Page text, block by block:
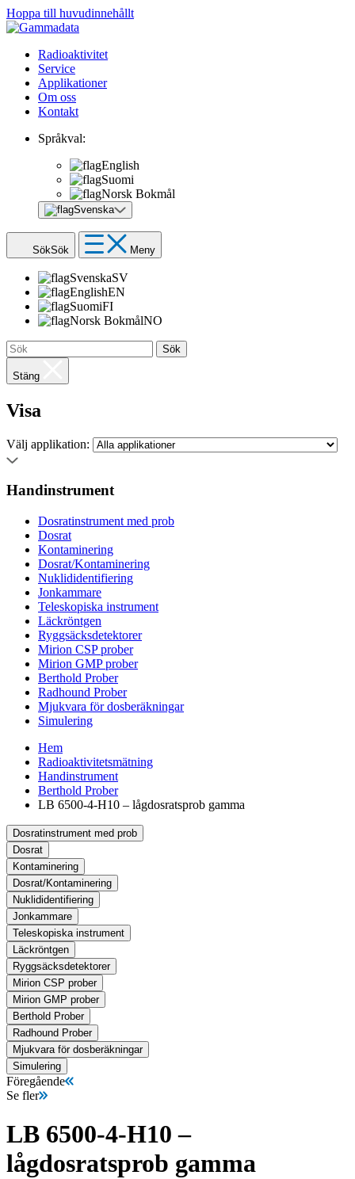
Hoppa till huvudinnehållt
Radioaktivitet
Service
Applikationer
Om oss
Kontakt
Språkval:
English
Suomi
Norsk Bokmål
Svenska
SökSök Meny
SvenskaSV
EnglishEN
SuomiFI
Norsk BokmålNO
Sök
Stäng
Visa
Välj applikation:
Handinstrument
Dosratinstrument med prob
Dosrat
Kontaminering
Dosrat/Kontaminering
Nuklididentifiering
Jonkammare
Teleskopiska instrument
Läckröntgen
Ryggsäcksdetektorer
Mirion CSP prober
Mirion GMP prober
Berthold Prober
Radhound Prober
Mjukvara för dosberäkningar
Simulering
Hem
Radioaktivitetsmätning
Handinstrument
Berthold Prober
LB 6500-4-H10 – lågdosratsprob gamma
Dosratinstrument med prob
Dosrat
Kontaminering
Dosrat/Kontaminering
Nuklididentifiering
Jonkammare
Teleskopiska instrument
Läckröntgen
Ryggsäcksdetektorer
Mirion CSP prober
Mirion GMP prober
Berthold Prober
Radhound Prober
Mjukvara för dosberäkningar
Simulering
Föregående
Se fler
LB 6500-4-H10 –
lågdosratsprob gamma